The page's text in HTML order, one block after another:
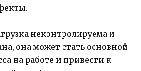
неконтролируема и
она может стать основной
на работе и привести к